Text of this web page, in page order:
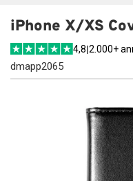
Apple
Computer
iPhone X/XS
4,8|2.000+
dmapp2065